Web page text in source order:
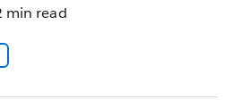
min read